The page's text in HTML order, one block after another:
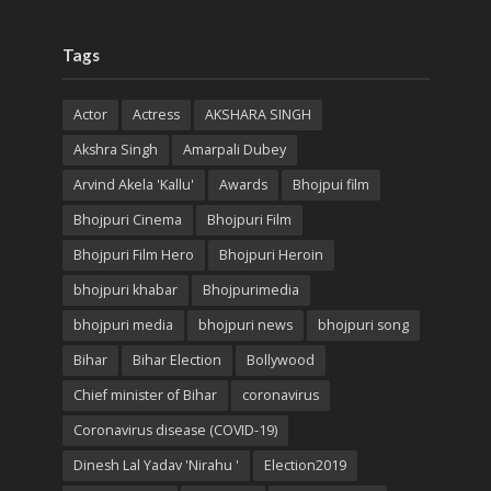
Tags
Actor Actress
AKSHARA SINGH
Akshra Singh
Amarpali Dubey
Arvind Akela 'Kallu'
Awards
Bhojpui film
Bhojpuri Cinema
Bhojpuri Film
Bhojpuri Film Hero
Bhojpuri Heroin
bhojpuri khabar
Bhojpurimedia
bhojpuri media
bhojpuri news
bhojpuri song
Bihar
Bihar Election
Bollywood
Chief minister of Bihar
coronavirus
Coronavirus disease (COVID-19)
Dinesh Lal Yadav 'Nirahu '
Election2019